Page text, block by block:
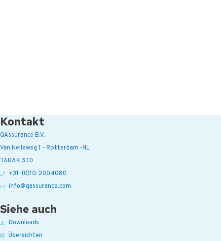
Kontakt
QAssurance B.V.
Van Nelleweg 1 - Rotterdam -NL
TABAK 3.10
+31-(0)10-2004080
info@qassurance.com
Siehe auch
Downloads
Übersichten